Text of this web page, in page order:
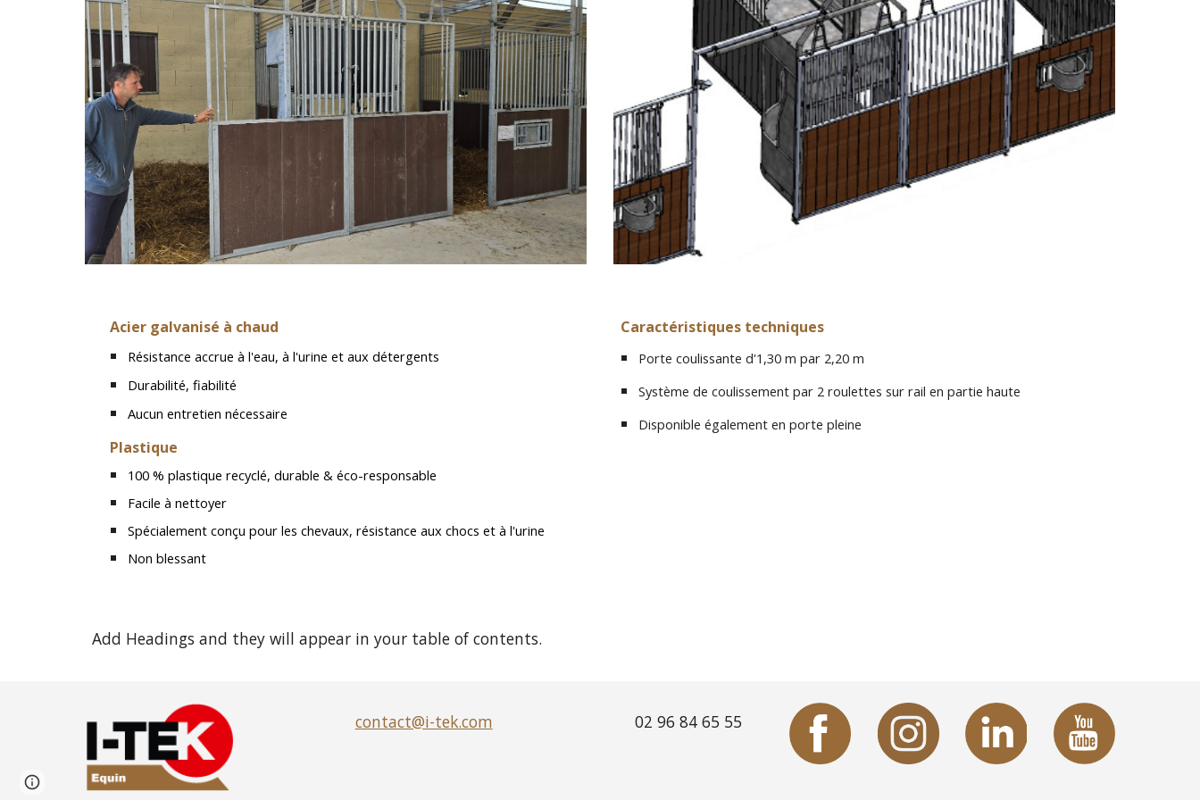
Acier galvanisé à chaud
Résistance accrue à l'eau, à l'urine et aux détergents
Durabilité, fiabilité
Aucun entretien nécessaire
Plastique
100 % plastique recyclé, durable & éco-responsable
Facile à nettoyer
Spécialement conçu pour les chevaux, résistance aux chocs et à l'urine
Non blessant
Caractéristiques techniques
Porte coulissante d'1,30 m par 2,20 m
Système de coulissement par 2 roulettes sur rail en partie haute
Disponible également en porte pleine
Add Headings and they will appear in your table of contents.
contact@i-tek.com 02 96 84 65 55
Google Sites Report abuse